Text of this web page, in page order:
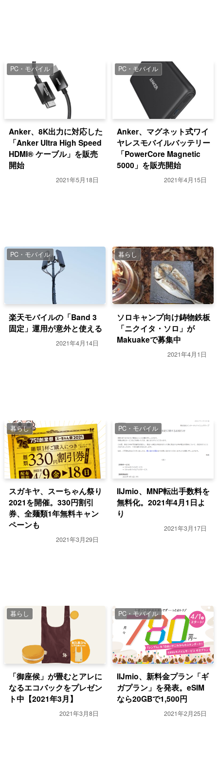
PC・モバイル
Anker、8K出力に対応した
「Anker Ultra High Speed
HDMI® ケーブル」を販売
開始
2021年5月18日
PC・モバイル
Anker、マグネット式ワイ
ヤレスモバイルバッテリー
「PowerCore Magnetic
5000」を販売開始
2021年4月15日
PC・モバイル
楽天モバイルの「Band 3
固定」運用が意外と使える
2021年4月14日
暮らし
ソロキャンプ向け鋳物鉄板
「ニクイタ・ソロ」が
Makuakeで募集中
2021年4月1日
暮らし
スガキヤ、スーちゃん祭り
2021を開催。330円割引
券、全麺類1年無料キャン
ペーンも
2021年3月29日
PC・モバイル
IIJmio、MNP転出手数料を
無料化。2021年4月1日よ
り
2021年3月17日
暮らし
「御座候」が畳むとアレに
なるエコバックをプレゼン
ト中【2021年3月】
2021年3月8日
PC・モバイル
IIJmio、新料金プラン「ギ
ガプラン」を発表。eSIM
なら20GBで1,500円
2021年2月25日